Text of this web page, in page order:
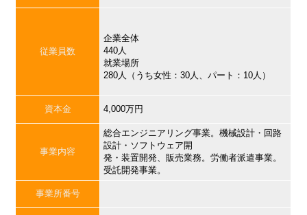
従業員数
企業全体
440人
就業場所
280人（うち女性：30人、パート：10人）
資本金 4,000万円
事業内容
総合エンジニアリング事業。機械設計・回路
設計・ソフトウェア開
発・装置開発、販売業務。労働者派遣事業。
受託開発事業。
事業所番号